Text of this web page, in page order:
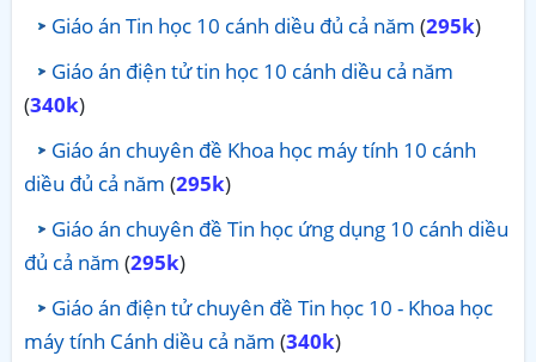
Giáo án Tin học 10 cánh diều đủ cả năm (295k)
Giáo án điện tử tin học 10 cánh diều cả năm
(340k)
Giáo án chuyên đề Khoa học máy tính 10 cánh
diều đủ cả năm (295k)
Giáo án chuyên đề Tin học ứng dụng 10 cánh diều
đủ cả năm (295k)
Giáo án điện tử chuyên đề Tin học 10 - Khoa học
máy tính Cánh diều cả năm (340k)